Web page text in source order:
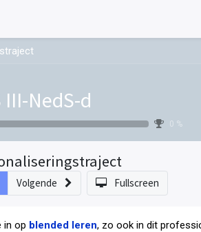
NedS-d
0 %
Volgende Fullscreen
in op blended leren, zo ook in dit